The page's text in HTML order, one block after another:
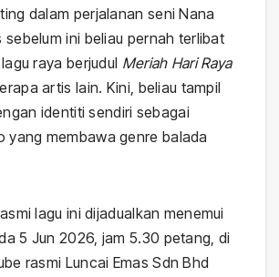
dalam perjalanan seni Nana
sebelum ini beliau pernah terlibat
raya berjudul Meriah Hari Raya
artis lain. Kini, beliau tampil
identiti sendiri sebagai
yang membawa genre balada
lagu ini dijadualkan menemui
5 Jun 2026, jam 5.30 petang, di
rasmi Luncai Emas Sdn Bhd